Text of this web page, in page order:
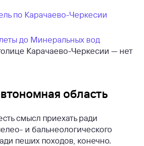
по Карачаево-Черкесии
до Минеральных вод
Карачаево-Черкесии — нет
область
смысл приехать ради
и бальнеологического
пеших походов, конечно.